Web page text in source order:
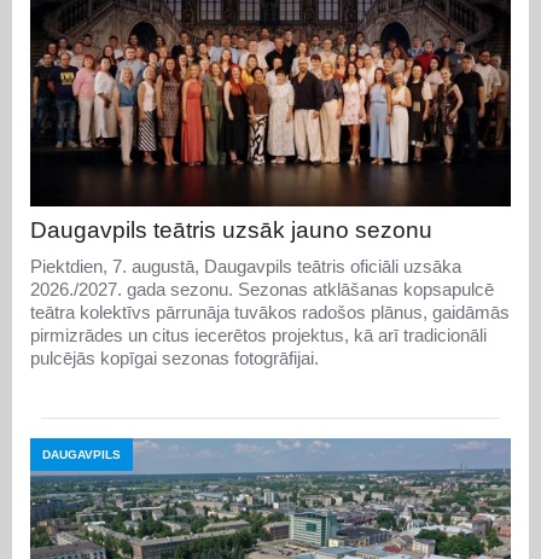
Daugavpils teātris uzsāk jauno sezonu
Piektdien, 7. augustā, Daugavpils teātris oficiāli uzsāka
2026./2027. gada sezonu. Sezonas atklāšanas kopsapulcē
teātra kolektīvs pārrunāja tuvākos radošos plānus, gaidāmās
pirmizrādes un citus iecerētos projektus, kā arī tradicionāli
pulcējās kopīgai sezonas fotogrāfijai.
DAUGAVPILS